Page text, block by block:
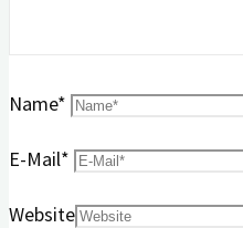
Name*
E-Mail*
Website